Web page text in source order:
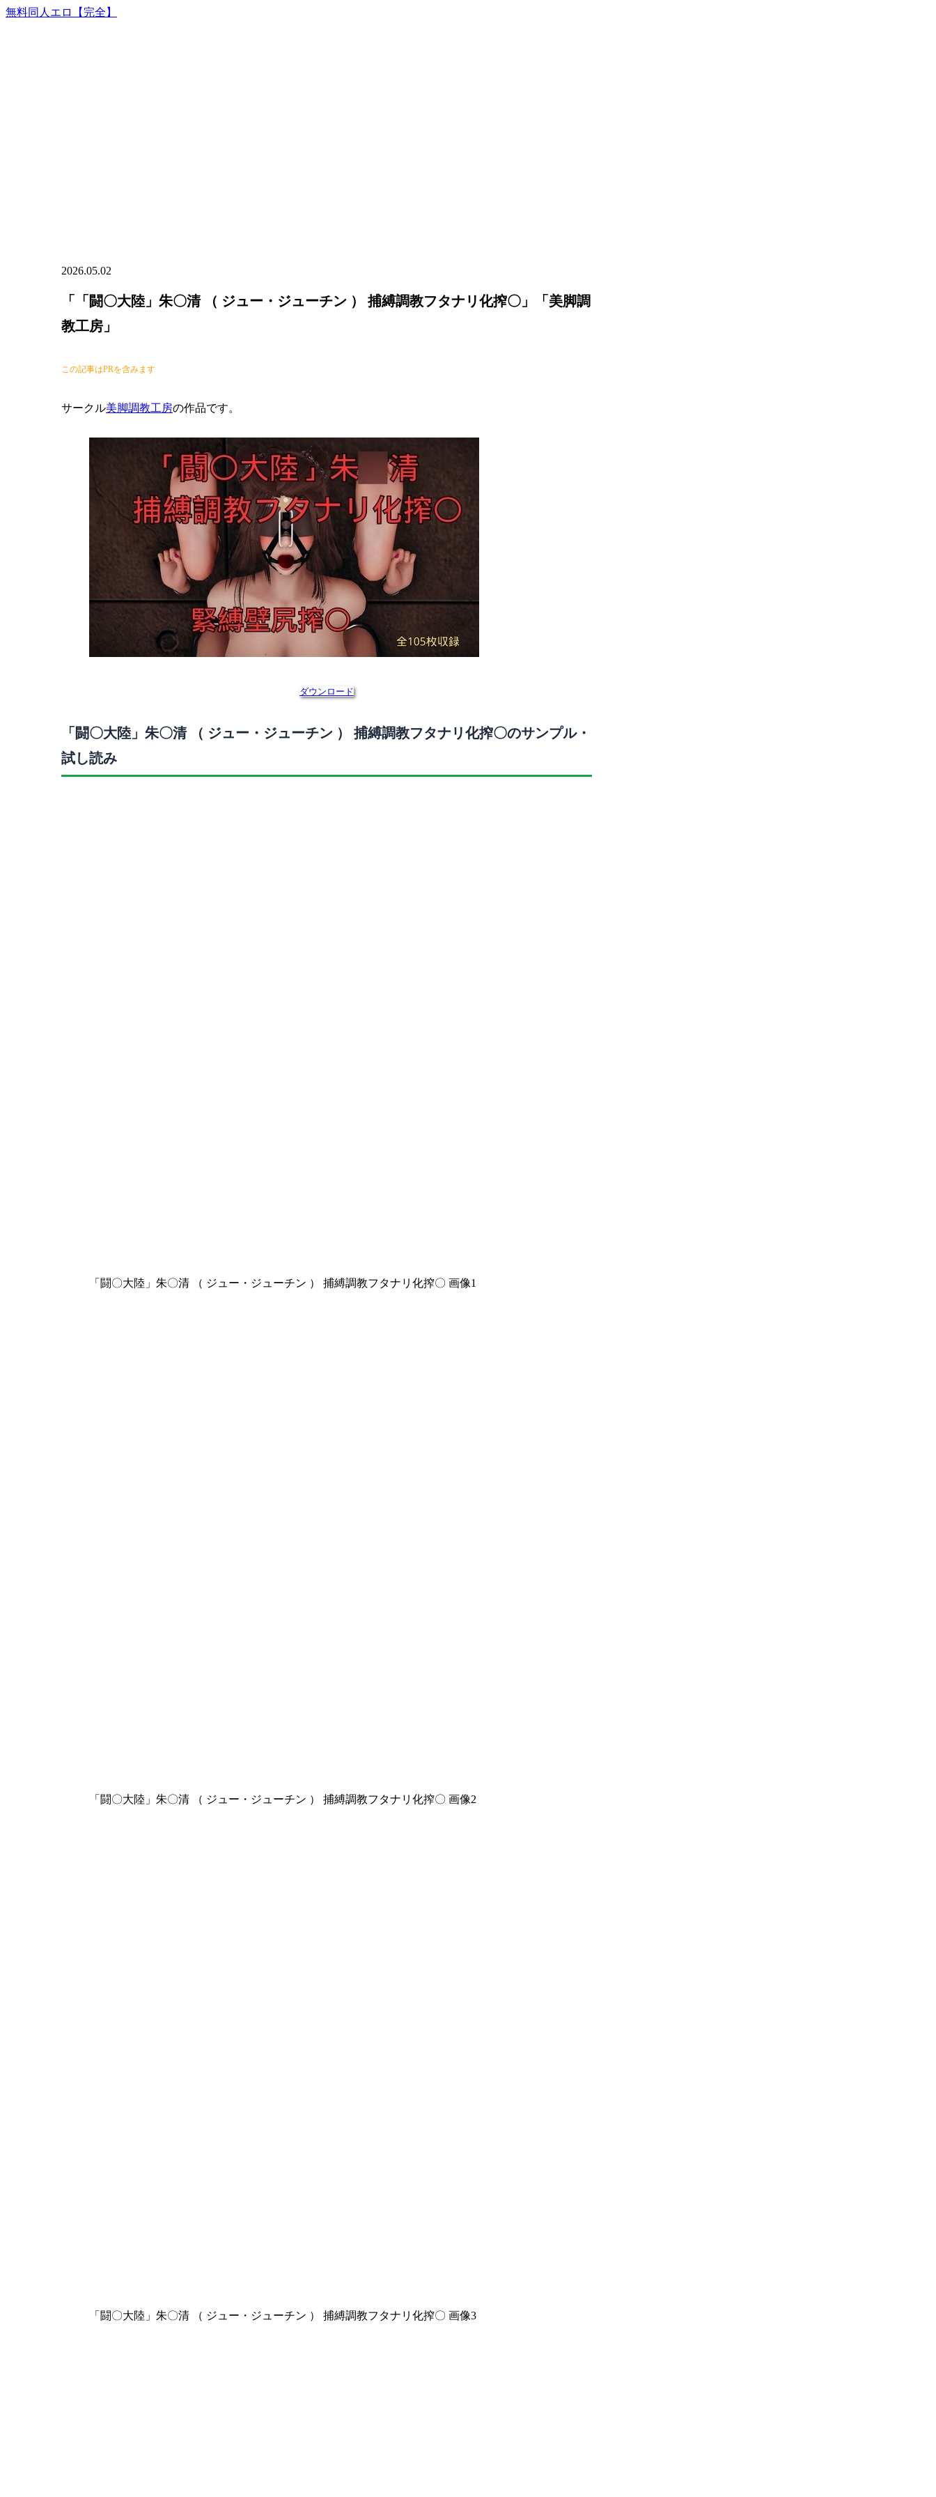
無料同人エロ【完全】
2026.05.02
「「闘〇大陸」朱〇清 （ ジュー・ジューチン ） 捕縛調教フタナリ化搾〇」「美脚調
教工房」
この記事はPRを含みます
サークル美脚調教工房の作品です。
ダウンロード
「闘〇大陸」朱〇清 （ ジュー・ジューチン ） 捕縛調教フタナリ化搾〇のサンプル・
試し読み
「闘〇大陸」朱〇清 （ ジュー・ジューチン ） 捕縛調教フタナリ化搾〇 画像1
「闘〇大陸」朱〇清 （ ジュー・ジューチン ） 捕縛調教フタナリ化搾〇 画像2
「闘〇大陸」朱〇清 （ ジュー・ジューチン ） 捕縛調教フタナリ化搾〇 画像3